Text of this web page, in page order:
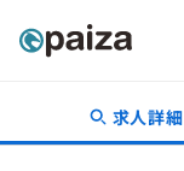
転職・キャリア求人詳細